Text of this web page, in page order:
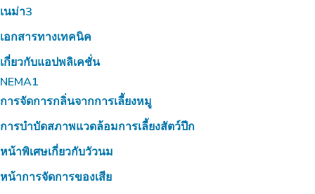
เนม่า3
เอกสารทางเทคนิค
เกี่ยวกับแอปพลิเคชั่น
NEMA1
การจัดการกลิ่นจากการเลี้ยงหมู
การบำบัดสภาพแวดล้อมการเลี้ยงสัตว์ปีก
หน้าพิเศษเกี่ยวกับวัวนม
หน้าการจัดการของเสีย